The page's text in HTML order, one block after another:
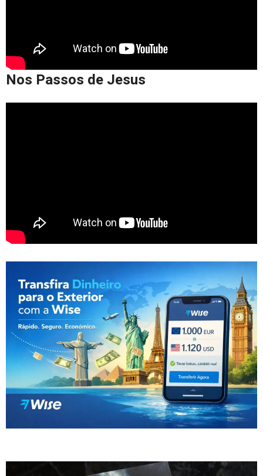
Nos Passos de Jesus